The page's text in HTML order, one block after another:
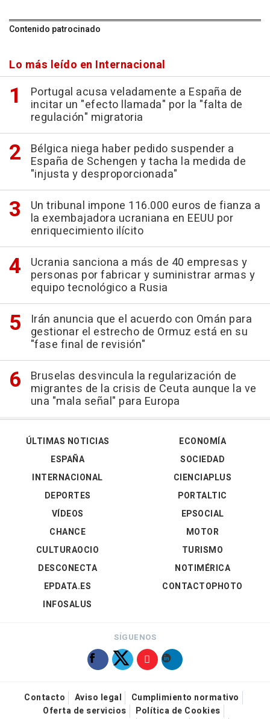
Contenido patrocinado
Lo más leído en Internacional
Portugal acusa veladamente a España de
incitar un "efecto llamada" por la "falta de
regulación" migratoria
Bélgica niega haber pedido suspender a
España de Schengen y tacha la medida de
"injusta y desproporcionada"
Un tribunal impone 116.000 euros de fianza a
la exembajadora ucraniana en EEUU por
enriquecimiento ilícito
Ucrania sanciona a más de 40 empresas y
personas por fabricar y suministrar armas y
equipo tecnológico a Rusia
Irán anuncia que el acuerdo con Omán para
gestionar el estrecho de Ormuz está en su
"fase final de revisión"
Bruselas desvincula la regularización de
migrantes de la crisis de Ceuta aunque la ve
una "mala señal" para Europa
ÚLTIMAS NOTICIAS
ESPAÑA
INTERNACIONAL
DEPORTES
VÍDEOS
ECONOMÍA
SOCIEDAD
CIENCIAPLUS
PORTALTIC
EPSOCIAL
CHANCE
CULTURAOCIO
DESCONECTA
EPDATA.ES
INFOSALUS
MOTOR
TURISMO
NOTIMÉRICA
CONTACTOPHOTO
SÍGUENOS
Contacto Aviso legal
Cumplimiento normativo
Oferta de servicios
Política de Cookies